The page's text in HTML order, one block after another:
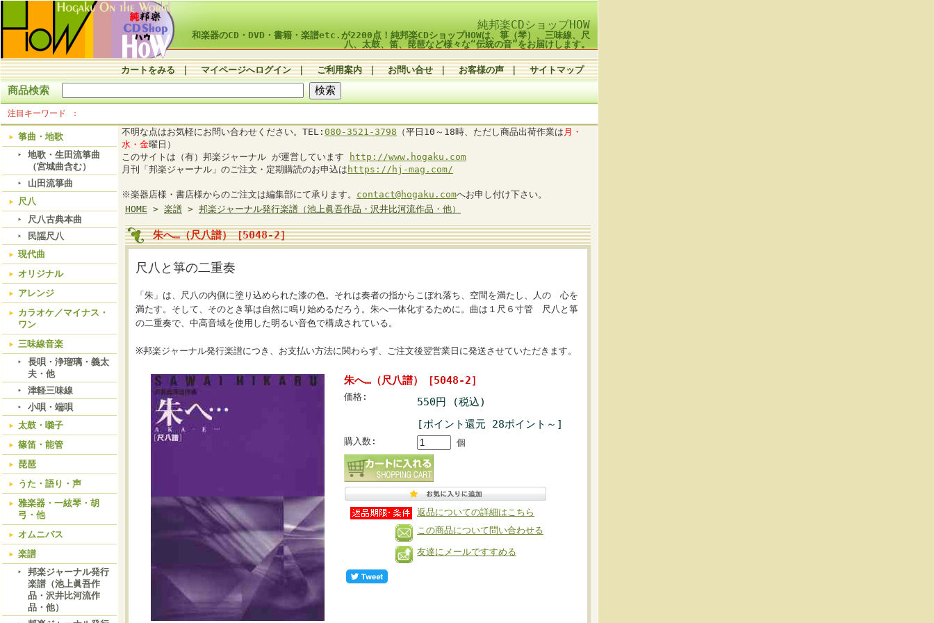
純邦楽CDショップHOW
和楽器のCD・DVD・書籍・楽譜etc.が2200点！純邦楽CDショップHOWは、箏（琴）、三味線、尺
八、太鼓、笛、琵琶など様々な“伝統の音”をお届けします。
カートをみる｜ マイページへログイン｜ ご利用案内｜ お問い合せ｜ お客様の声｜ サイトマップ
商品検索
注目キーワード
箏曲・地歌
地歌・生田流箏曲
（宮城曲含む）
山田流箏曲
尺八
尺八古典本曲
民謡尺八
現代曲
オリジナル
アレンジ
カラオケ／マイナス・
ワン
三味線音楽
長唄・浄瑠璃・義太
夫・他
津軽三味線
小唄・端唄
太鼓・囃子
篠笛・能管
琵琶
うた・語り・声
雅楽器・一絃琴・胡
弓・他
オムニバス
楽譜
邦楽ジャーナル発行
楽譜（池上眞吾作
品・沢井比河流作
品・他）
不明な点はお気軽にお問い合わせください。TEL: 080-3521-3798 （平日10～18時、ただし商品出荷作業は 月・
水・金曜日）
このサイトは（有）邦楽ジャーナル が運営しています
http://www.hogaku.com
月刊「邦楽ジャーナル」のご注文・定期購読のお申込は https://hj-mag.com/
※楽器店様・書店様からのご注文は編集部にて承ります。 contact@hogaku.comへお申し付け下さい。
HOME > 楽譜 > 邦楽ジャーナル発行楽譜（池上眞吾作品・沢井比河流作品・他）
朱へ…（尺八譜）［5048-2］
尺八と箏の二重奏
「朱」は、尺八の内側に塗り込められた漆の色。それは奏者の指からこぼれ落ち、空間を満たし、人の 心を
満たす。そして、そのとき箏は自然に鳴り始めるだろう。朱へ一体化するために。曲は１尺６寸管 尺八と箏
の二重奏で、中高音域を使用した明るい音色で構成されている。
※邦楽ジャーナル発行楽譜につき、お支払い方法に関わらず、ご注文後翌営業日に発送させていただきます。
朱へ…（尺八譜）［5048-2］
価格:
550円 (税込)
[ポイント還元 28ポイント～]
購入数: 個
返品についての詳細はこちら
この商品について問い合わせる
友達にメールですすめる